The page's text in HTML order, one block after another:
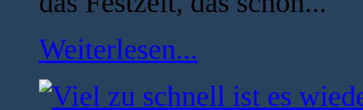
Weiterlesen...